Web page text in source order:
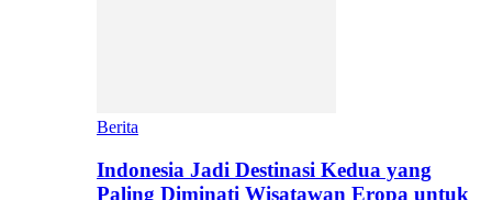
Berita
Indonesia Jadi Destinasi Kedua yang
Paling Diminati Wisatawan Eropa untuk